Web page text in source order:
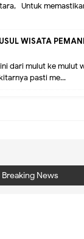
Untuk
WISATA
dari mulut ke mulut
pasti me...
Breaking News